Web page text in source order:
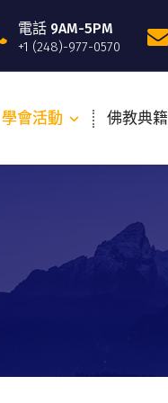
電話 9AM-5PM
+1 (248)-977-0570
學會活動 佛教典籍